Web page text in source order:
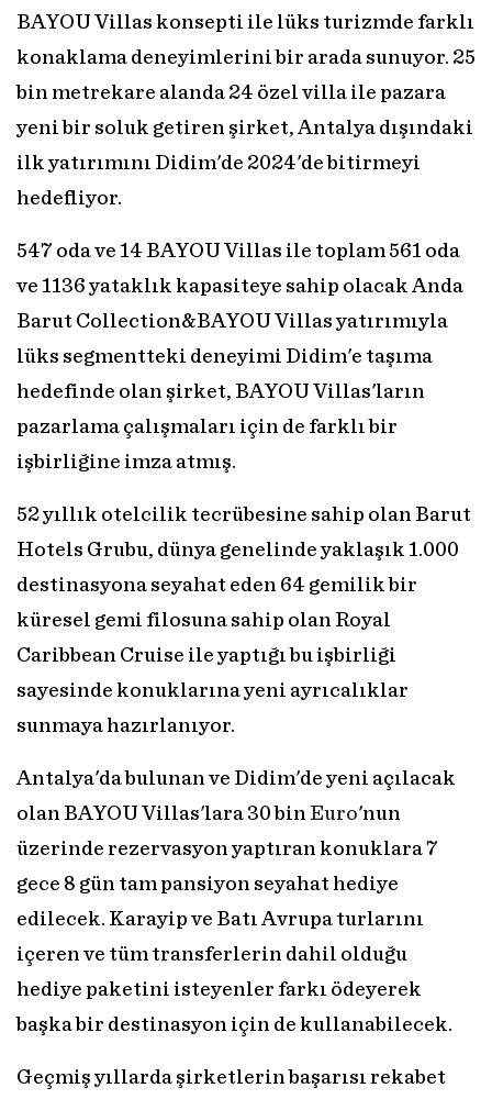
BAYOU Villas konsepti ile lüks turizmde farklı
konaklama deneyimlerini bir arada sunuyor. 25
bin metrekare alanda 24 özel villa ile pazara
yeni bir soluk getiren şirket, Antalya dışındaki
ilk yatırımını Didim'de 2024'de bitirmeyi
hedefliyor.
547 oda ve 14 BAYOU Villas ile toplam 561 oda
ve 1136 yataklık kapasiteye sahip olacak Anda
Barut Collection&BAYOU Villas yatırımıyla
lüks segmentteki deneyimi Didim'e taşıma
hedefinde olan şirket, BAYOU Villas'ların
pazarlama çalışmaları için de farklı bir
işbirliğine imza atmış.
52 yıllık otelcilik tecrübesine sahip olan Barut
Hotels Grubu, dünya genelinde yaklaşık 1.000
destinasyona seyahat eden 64 gemilik bir
küresel gemi filosuna sahip olan Royal
Caribbean Cruise ile yaptığı bu işbirliği
sayesinde konuklarına yeni ayrıcalıklar
sunmaya hazırlanıyor.
Antalya'da bulunan ve Didim'de yeni açılacak
olan BAYOU Villas'lara 30 bin Euro'nun
üzerinde rezervasyon yaptıran konuklara 7
gece 8 gün tam pansiyon seyahat hediye
edilecek. Karayip ve Batı Avrupa turlarını
içeren ve tüm transferlerin dahil olduğu
hediye paketini isteyenler farkı ödeyerek
başka bir destinasyon için de kullanabilecek.
Geçmiş yıllarda şirketlerin başarısı rekabet